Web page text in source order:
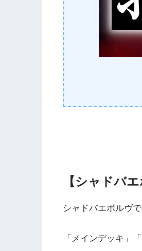
【シャドバ
シャドバエボルヴ
「メインデッキ」